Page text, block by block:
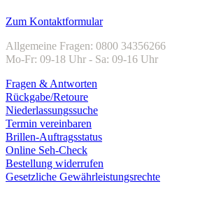
Zum Kontaktformular
Allgemeine Fragen: 0800 34356266
Mo-Fr: 09-18 Uhr - Sa: 09-16 Uhr
Fragen & Antworten
Rückgabe/Retoure
Niederlassungssuche
Termin vereinbaren
Brillen-Auftragsstatus
Online Seh-Check
Bestellung widerrufen
Gesetzliche Gewährleistungsrechte